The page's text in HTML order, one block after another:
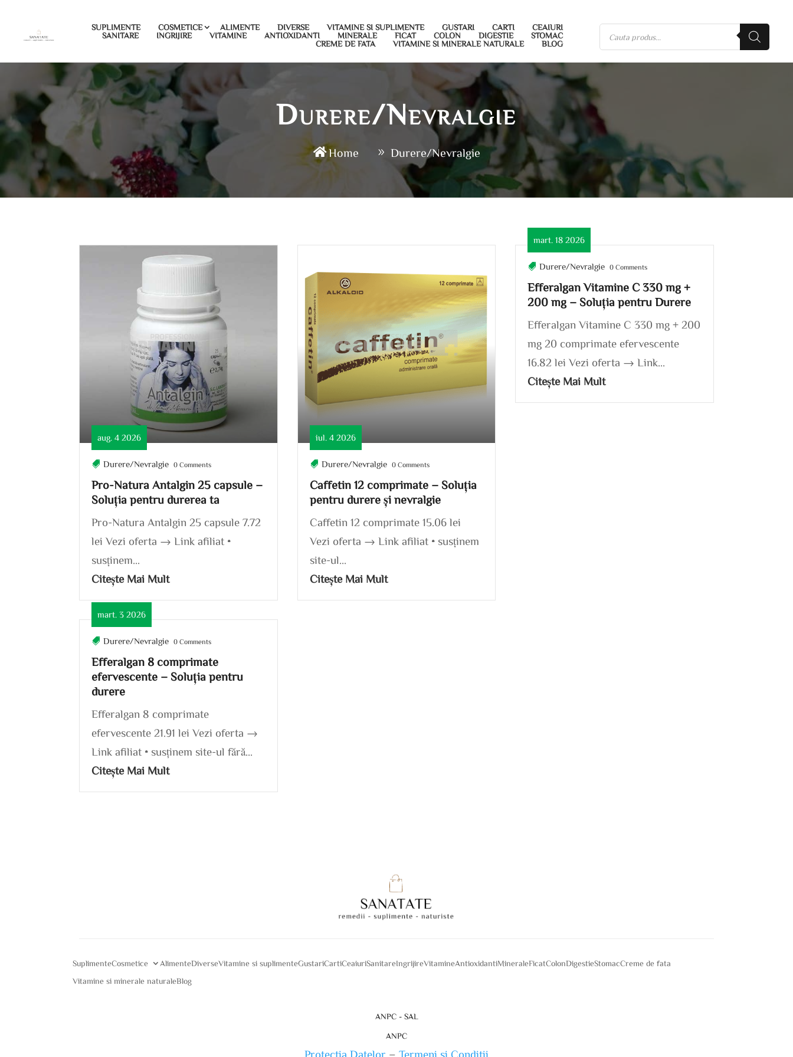
SUPLIMENTE COSMETICE ALIMENTE DIVERSE VITAMINE SI SUPLIMENTE GUSTARI CARTI
CEAIURI
SANITARE
INGRIJIRE VITAMINE ANTIOXIDANTI MINERALE FICAT COLON DIGESTIE
STOMAC
CREME DE FATA
VITAMINE SI MINERALE NATURALE BLOG
Durere/Nevralgie
Home Durere/Nevralgie
Pro-Natura Antalgin 25 capsule –
Soluția pentru durerea ta
aug. 4 2026
Durere/Nevralgie 0 Comments
Pro-Natura Antalgin 25 capsule 7.72
lei Vezi oferta → Link afiliat •
susținem...
Citește Mai Mult
Efferalgan 8 comprimate
efervescente – Soluția pentru
durere
mart. 3 2026
Durere/Nevralgie 0 Comments
Efferalgan 8 comprimate
efervescente 21.91 lei Vezi oferta →
Link afiliat • susținem site-ul fără...
Citește Mai Mult
Caffetin 12 comprimate – Soluția
pentru durere și nevralgie
iul. 4 2026
Durere/Nevralgie 0 Comments
Caffetin 12 comprimate 15.06 lei
Vezi oferta → Link afiliat • susținem
site-ul...
Citește Mai Mult
Efferalgan Vitamine C 330 mg +
200 mg – Soluția pentru Durere
mart. 18 2026
Durere/Nevralgie 0 Comments
Efferalgan Vitamine C 330 mg + 200
mg 20 comprimate efervescente
16.82 lei Vezi oferta → Link...
Citește Mai Mult
SuplimenteCosmetice AlimenteDiverseVitamine si suplimenteGustariCartiCeaiuriSanitareIngrijireVitamineAntioxidantiMineraleFicatColonDigestieStomacCreme de fata
Vitamine si minerale naturaleBlog
ANPC - SAL
ANPC
Protectia Datelor – Termeni si Conditii